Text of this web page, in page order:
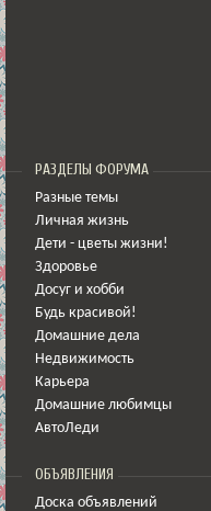
РАЗДЕЛЫ ФОРУМА
Разные темы
Личная жизнь
Дети - цветы жизни!
Здоровье
Досуг и хобби
Будь красивой!
Домашние дела
Недвижимость
Карьера
Домашние любимцы
АвтоЛеди
ОБЪЯВЛЕНИЯ
Доска объявлений